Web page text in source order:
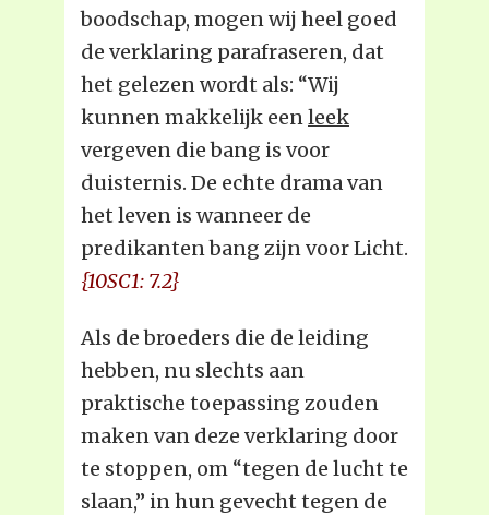
boodschap, mogen wij heel goed
de verklaring parafraseren, dat
het gelezen wordt als: “Wij
kunnen makkelijk eenleek
vergeven die bang is voor
duisternis. De echte drama van
het leven is wanneer de
predikanten bang zijn voor Licht.
{10SC1: 7.2}
Als de broeders die de leiding
hebben, nu slechts aan
praktische toepassing zouden
maken van deze verklaring door
te stoppen, om “tegen de lucht te
slaan,” in hun gevecht tegen de